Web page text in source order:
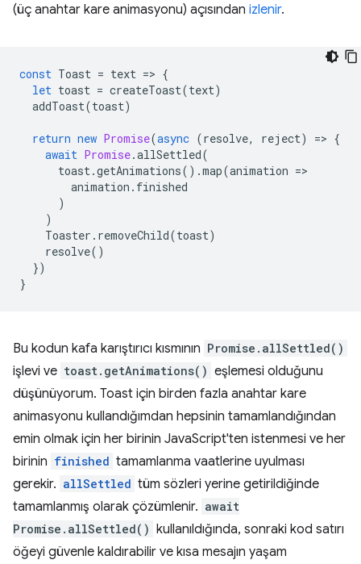
(üç anahtar kare animasyonu) açısından izlenir.
const Toast = text => {
let toast = createToast(text)
addToast(toast)
return new Promise(async (resolve, reject) => {
await Promise.allSettled(
toast.getAnimations().map(animation =>
animation . finished
)
)
Toaster . removeChild(toast)
resolve()
})
}
Bu kodun kafa karıştırıcı kısmının Promise.allSettled()
işlevi ve toast.getAnimations() eşlemesi olduğunu
düşünüyorum. Toast için birden fazla anahtar kare
animasyonu kullandığımdan hepsinin tamamlandığından
emin olmak için her birinin JavaScript'ten istenmesi ve her
birinin finished tamamlanma vaatlerine uyulması
gerekir. allSettled tüm sözleri yerine getirildiğinde
tamamlanmış olarak çözümlenir. await
Promise.allSettled() kullanıldığında, sonraki kod satırı
öğeyi güvenle kaldırabilir ve kısa mesajın yaşam